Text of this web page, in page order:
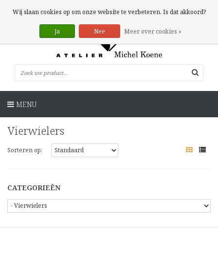
0 Artikelen
MENU
Vierwielers
Sorteren op:
CATEGORIEËN
Wij slaan cookies op om onze website te verbeteren. Is dat akkoord?
Ja Nee Meer over cookies »